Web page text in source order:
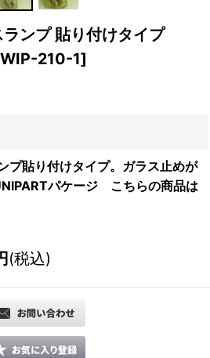
ンプ 貼り付けタイプ
WIP-210-1]
プ貼り付けタイプ。ガラス止めが
パケージ こちらの商品は
(税込)